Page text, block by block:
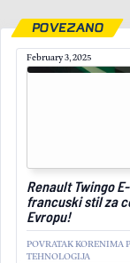
POVEZANO
February 3, 2025
Renault Twingo
francuski stil za
Evropu!
POVRATAK KORENIMA
TEHNOLOGIJA
February 5, 2025